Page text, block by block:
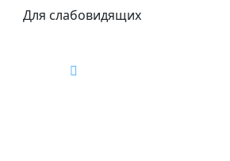
Для слабовидящих